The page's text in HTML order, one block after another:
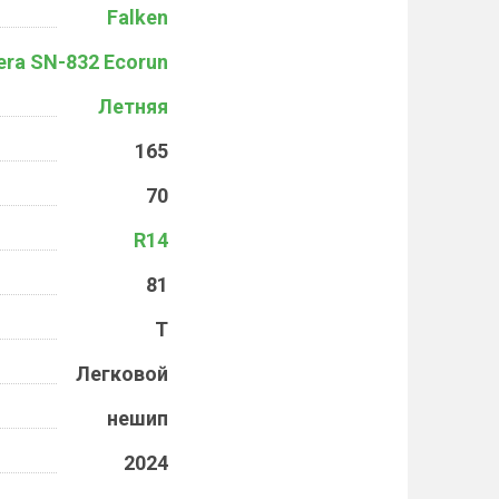
Falken
SN-832 Ecorun
Летняя
165
70
R14
81
T
Легковой
нешип
2024